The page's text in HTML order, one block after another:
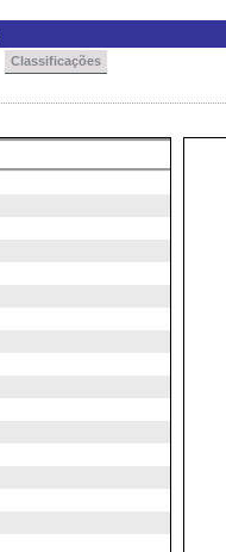
Classificações